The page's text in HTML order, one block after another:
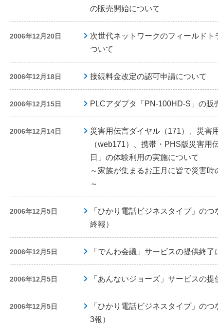
の販売開始について
2006年12月20日
次世代ネットワークのフィールド
ついて
2006年12月18日 接続料金改定の認可申請について
2006年12月15日 PLCアダプタ「PN-100HD-S」の販
2006年12月14日
災害用伝言ダイヤル（171）、災害
（web171）、携帯・PHS版災害用
日」の体験利用の実施について
～家族が集まるお正月に皆で災害
～
2006年12月5日
「ひかり電話ビジネスタイプ」の
終報）
2006年12月5日 「でんわ会議」サービスの提供終了
2006年12月5日 「あんないジョーズ」サービスの
2006年12月5日
「ひかり電話ビジネスタイプ」の
3報）